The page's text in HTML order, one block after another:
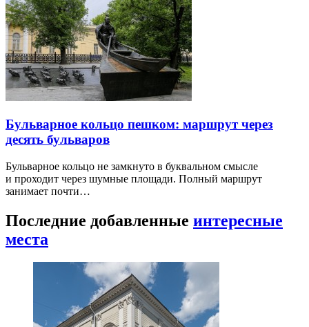
Бульварное кольцо пешком: маршрут через
десять бульваров
Бульварное кольцо не замкнуто в буквальном смысле
и проходит через шумные площади. Полный маршрут
занимает почти…
Последние добавленные интересные
места